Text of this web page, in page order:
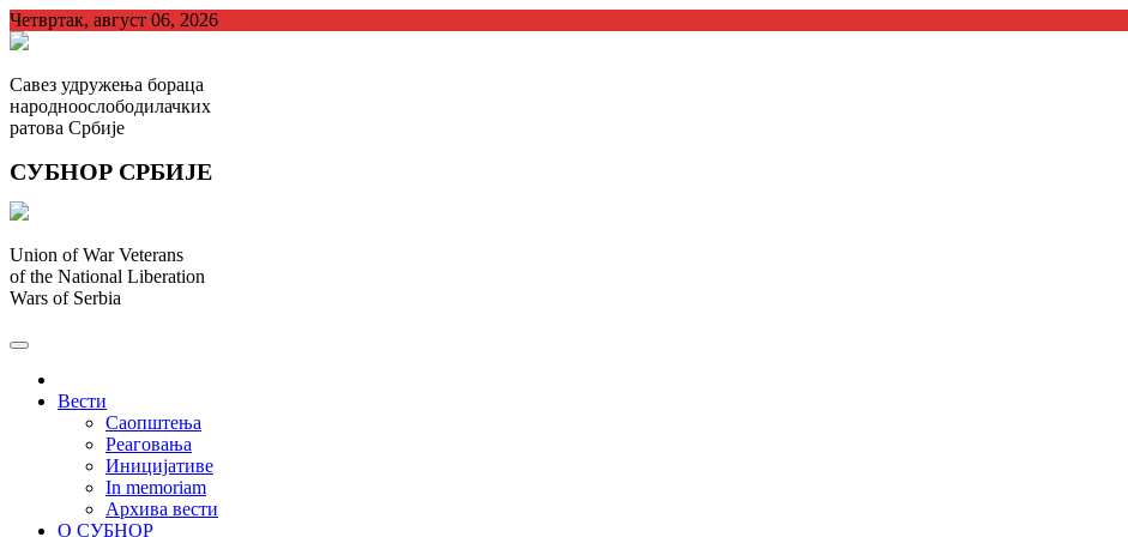
Skip
to
Четвртак, август 06, 2026
Савез удружења бораца
народноослободилачких
ратова Србије
СУБНОР СРБИЈЕ
Union of War Veterans
of the National Liberation
Wars of Serbia
Вести
Саопштења
Реаговања
Иницијативе
In memoriam
Архива вести
О СУБНОР